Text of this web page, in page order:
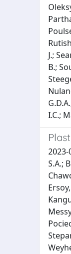
J.;
B.;
I.C.;
2023-
S.A.;